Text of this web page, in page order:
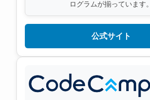
ログラムが揃っています。
公式サイト